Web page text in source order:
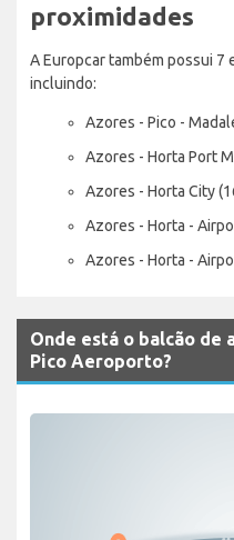
proximidades
A Europcar também possui 7
incluindo:
Azores - Pico -
Azores - Horta Port
Azores - Horta City
Azores - Horta -
Azores - Horta -
Onde está o balcão de
Pico Aeroporto?